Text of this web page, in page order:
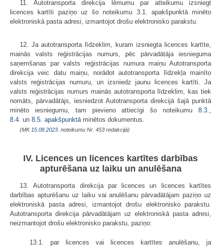
11. Autotransporta direkcija lēmumu par atteikumu izsniegt
licences kartīti paziņo uz šo noteikumu 3.1. apakšpunktā minēto
elektroniskā pasta adresi, izmantojot drošu elektronisko parakstu.
12. Ja autotransporta līdzeklim, kuram izsniegta licences kartīte,
mainās valsts reģistrācijas numurs, pēc pārvadātāja iesnieguma
saņemšanas par valsts reģistrācijas numura maiņu Autotransporta
direkcija veic datu maiņu, norādot autotransporta līdzekļa mainīto
valsts reģistrācijas numuru, un izsniedz jaunu licences kartīti. Ja
valsts reģistrācijas numurs mainās autotransporta līdzeklim, kas tiek
nomāts, pārvadātājs, iesniedzot Autotransporta direkcijā šajā punktā
minēto iesniegumu, tam pievieno attiecīgi šo noteikumu 8.3.
8.4. un 8.5. apakšpunktā minētos dokumentus.
(MK 15.08.2023. noteikumu Nr. 453 redakcijā)
IV. Licences un licences kartītes darbības
apturēšana uz laiku un anulēšana
13. Autotransporta direkcija par licences un licences kartītes
darbības apturēšanu uz laiku vai anulēšanu pārvadātājam paziņo uz
elektroniskā pasta adresi, izmantojot drošu elektronisko parakstu.
Autotransporta direkcija pārvadātājam uz elektroniskā pasta adresi,
neizmantojot drošu elektronisko parakstu, paziņo:
13.1. par licences vai licences kartītes anulēšanu, ja